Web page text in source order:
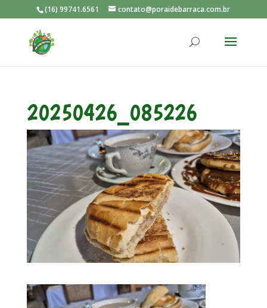
(16) 99741.6561 contato@poraidebarraca.com.br
20250426_085226